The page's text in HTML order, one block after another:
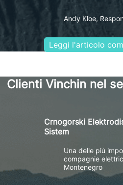
Andy Kloe,
Leggi l'articolo
Clienti Vinchin nel
Crnogorski
Sistem
Una delle più
compagnie
Montenegro